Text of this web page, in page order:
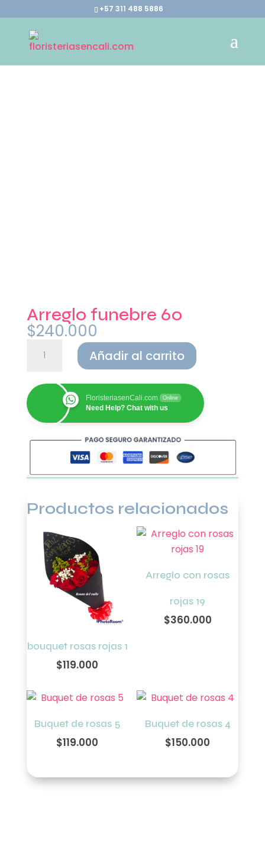
+57 311 488 5886
Arreglo funebre 60
$240.000
funebre
cantidad
Añadir al carrito
FloristeriasenCali.com Online
Need Help? Chat with us
Productos relacionados
bouquet rosas rojas 1
$119.000
Arreglo con rosas
rojas 19
$360.000
Buquet de rosas 5
$119.000
Buquet de rosas 4
$150.000